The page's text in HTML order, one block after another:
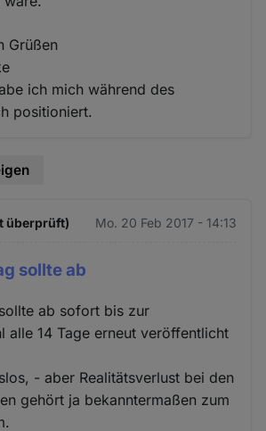
Grüßen
ich mich während des
positioniert.
überprüft) Mo. 20 Feb 2017 - 14:13
sollte ab
ab sofort bis zur
alle 14 Tage erneut veröffentlicht
- aber Realitätsverlust bei den
gehört ja bekanntermaßen zum